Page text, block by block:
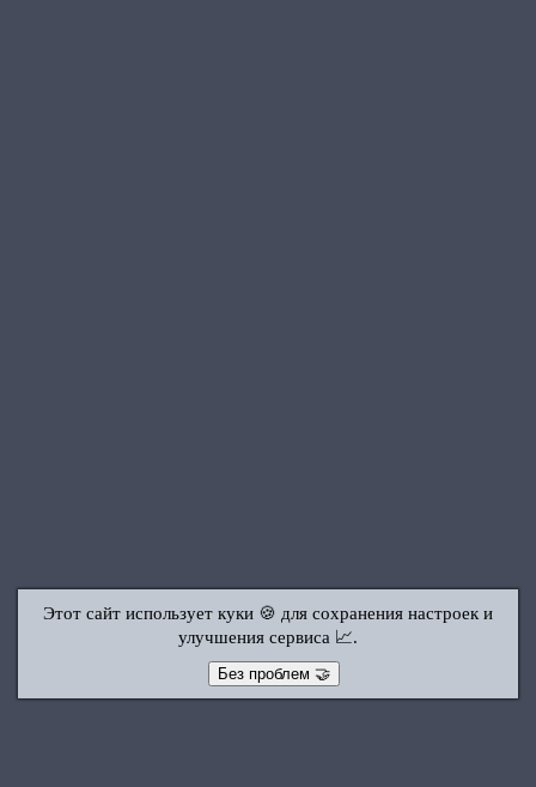
Этот сайт использует куки 🍪 для сохранения настроек и
улучшения сервиса 📈.
Без проблем 🤝